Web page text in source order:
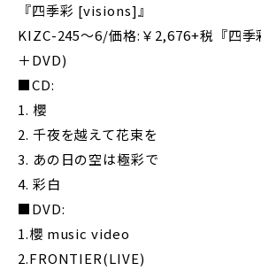
『四季彩 [visions]』
KIZC-245～6/価格:￥2,676+税『四
＋DVD)
■CD:
1. 櫻
2. 千夜を越えて花束を
3. あの日の空は極彩で
4. 彩白
■DVD:
1.櫻 music video
2.FRONTIER(LIVE)